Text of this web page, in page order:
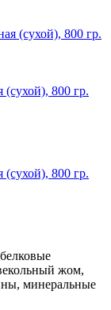
800 гр.
800 гр.
жом,
минеральные